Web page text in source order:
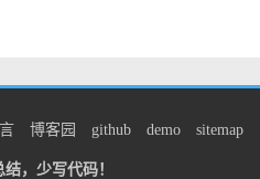
博客园 github demo sitemap
，少写代码！